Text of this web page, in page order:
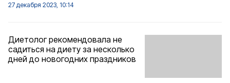
27 декабря 2023, 10:14
Диетолог рекомендовала не
садиться на диету за несколько
дней до новогодних праздников